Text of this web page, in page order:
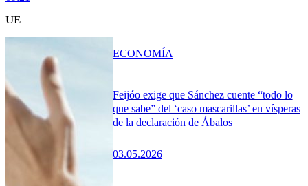
UE
Feijóo exige que Sánchez cuente “todo lo
que sabe” del ‘caso mascarillas’ en vísperas
de la declaración de Ábalos
03.05.2026
ECONOMÍA